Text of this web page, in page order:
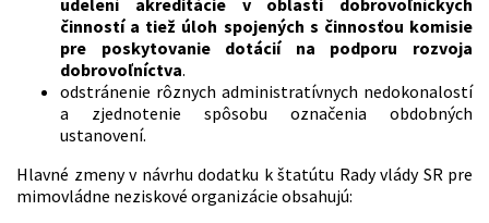
udelení akreditácie v oblasti dobrovoľníckych
činností a tiež úloh spojených s činnosťou komisie
pre poskytovanie dotácií na podporu rozvoja
dobrovoľníctva.
odstránenie rôznych administratívnych nedokonalostí
a zjednotenie spôsobu označenia obdobných
ustanovení.
Hlavné zmeny v návrhu dodatku k štatútu Rady vlády SR pre
mimovládne neziskové organizácie obsahujú: